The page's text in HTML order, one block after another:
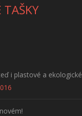
TAŠKY
i plastové a ekologické